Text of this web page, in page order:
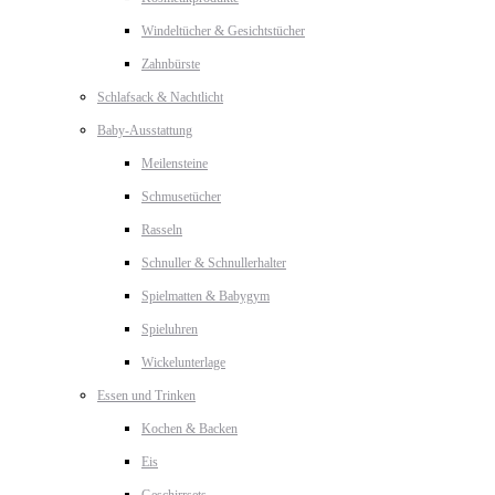
Windeltücher & Gesichtstücher
Zahnbürste
Schlafsack & Nachtlicht
Baby-Ausstattung
Meilensteine
Schmusetücher
Rasseln
Schnuller & Schnullerhalter
Spielmatten & Babygym
Spieluhren
Wickelunterlage
Essen und Trinken
Kochen & Backen
Eis